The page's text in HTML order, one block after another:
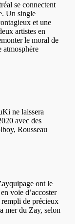
se connectent
Un single
et une
artistes en
le moral de
atmosphère
ne laissera
avec des
Rousseau
ont le
voie d’accoster
de précieux
mer du Zay, selon